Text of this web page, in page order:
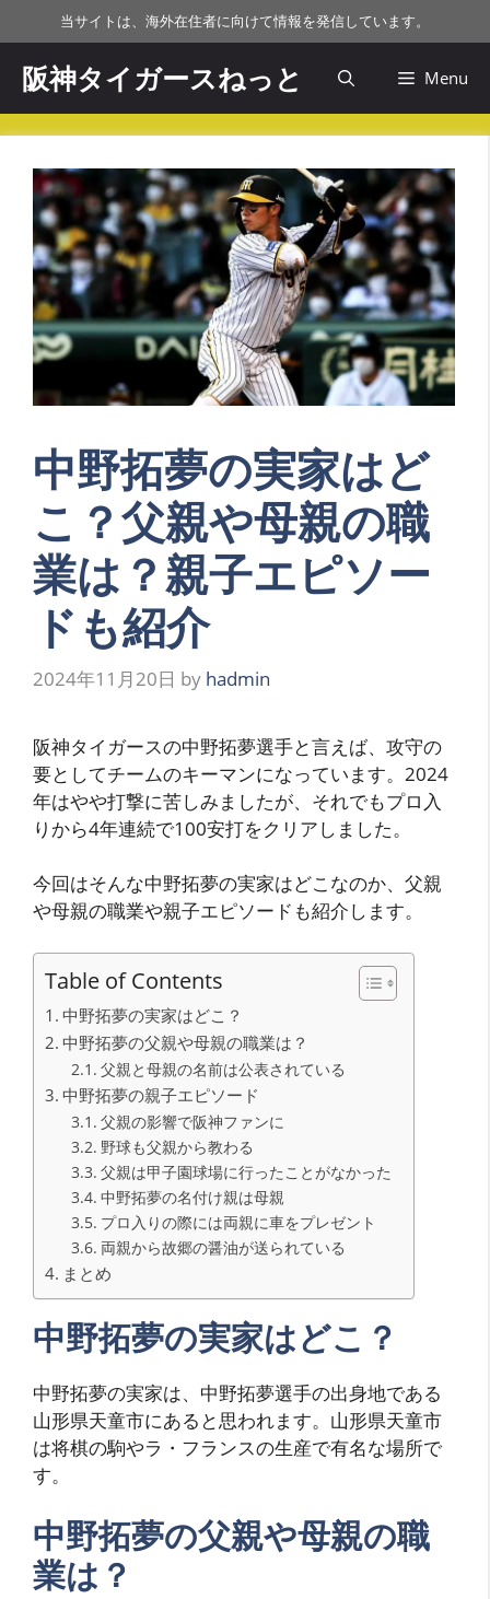
ン
ツ
当サイトは、海外在住者に向けて情報を発信しています。
阪神タイガースねっと Menu
中野拓夢の実家はど
こ？父親や母親の職
業は？親子エピソー
ドも紹介
2024年11月20日 by hadmin
阪神タイガースの中野拓夢選手と言えば、攻守の
要としてチームのキーマンになっています。2024
年はやや打撃に苦しみましたが、それでもプロ入
りから4年連続で100安打をクリアしました。
今回はそんな中野拓夢の実家はどこなのか、父親
や母親の職業や親子エピソードも紹介します。
Table of Contents
中野拓夢の実家はどこ？
中野拓夢の父親や母親の職業は？
父親と母親の名前は公表されている
中野拓夢の親子エピソード
父親の影響で阪神ファンに
野球も父親から教わる
父親は甲子園球場に行ったことがなかった
中野拓夢の名付け親は母親
プロ入りの際には両親に車をプレゼント
両親から故郷の醤油が送られている
まとめ
中野拓夢の実家はどこ？
中野拓夢の実家は、中野拓夢選手の出身地である
山形県天童市にあると思われます。山形県天童市
は将棋の駒やラ・フランスの生産で有名な場所で
す。
中野拓夢の父親や母親の職
業は？